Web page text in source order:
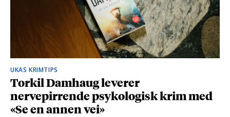
UKAS KRIMTIPS
Torkil Damhaug leverer
nervepirrende psykologisk krim med
«Se en annen vei»